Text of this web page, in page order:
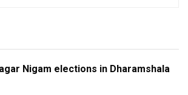
Nigam elections in Dharamshala